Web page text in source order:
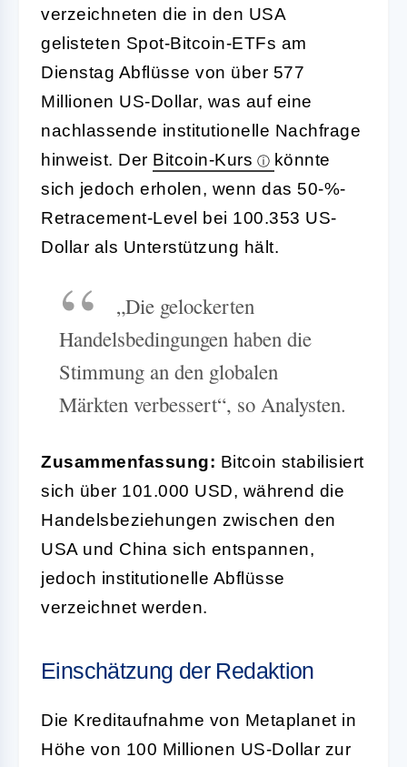
verzeichneten die in den USA
gelisteten Spot-Bitcoin-ETFs am
Dienstag Abflüsse von über 577
Millionen US-Dollar, was auf eine
nachlassende institutionelle Nachfrage
hinweist. Der Bitcoin-Kurs
könnte
sich jedoch erholen, wenn das 50-%-
Retracement-Level bei 100.353 US-
Dollar als Unterstützung hält.
„Die gelockerten
Handelsbedingungen haben die
Stimmung an den globalen
Märkten verbessert“, so Analysten.
Zusammenfassung: Bitcoin stabilisiert
sich über 101.000 USD, während die
Handelsbeziehungen zwischen den
USA und China sich entspannen,
jedoch institutionelle Abflüsse
verzeichnet werden.
Einschätzung der Redaktion
Die Kreditaufnahme von Metaplanet in
Höhe von 100 Millionen US-Dollar zur